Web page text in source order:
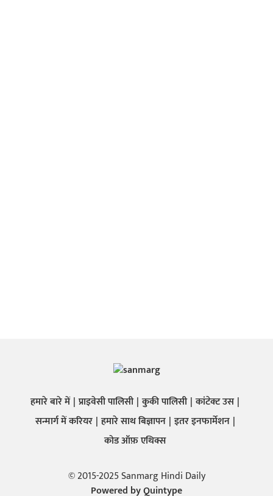
हमारे बारे में प्राइवेसी पालिसी कुकी पालिसी कांटेक्ट उस
सन्मार्ग में करियर हमारे साथ बिज्ञापन इतर इनफार्मेशन
कोड ऑफ़ एथिक्स
© 2015-2025 Sanmarg Hindi Daily
Powered byQuintype